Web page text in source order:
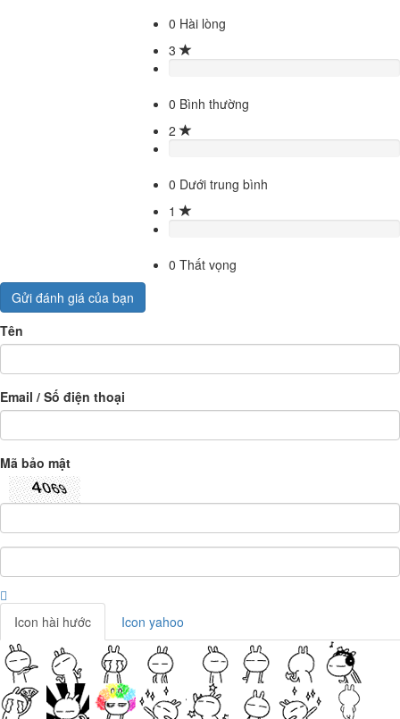
0 Hài lòng
3
0 Bình thường
2
0 Dưới trung bình
1
0 Thất vọng
Gửi đánh giá của bạn
Tên
Email / Số điện thoại
Mã bảo mật
Icon hài hước Icon yahoo